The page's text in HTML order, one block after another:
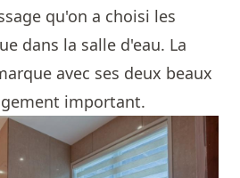
qu'on a choisi les
dans la salle d'eau. La
avec ses deux beaux
important.